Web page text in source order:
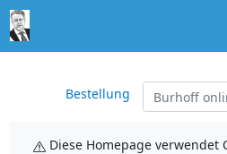
Bestellung
Diese Homepage verwendet